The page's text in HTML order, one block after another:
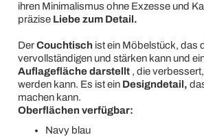
ihren Minimalismus ohne Exzesse und
präzise Liebe zum Detail.
DerCouchtisch ist ein Möbelstück, das
vervollständigen und stärken kann und
Auflagefläche darstellt, die
werden kann. Es ist ein Designdetail,
machen kann.
Oberflächen verfügbar:
Navy blau